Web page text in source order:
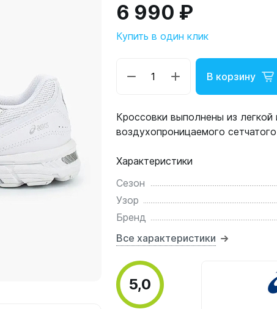
6 990 ₽
Купить в один клик
В корзину
Кроссовки выполнены из
воздухопроницаемого
Характеристики
Сезон
Узор
Бренд
Все характеристики
5,0